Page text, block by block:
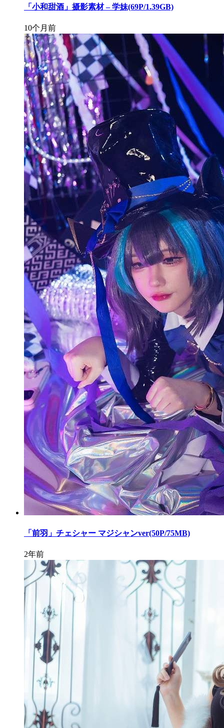
「小和甜酒」摄影素材 – 学妹(69P/1.39GB)
10个月前
「前羽」チェシャー マジシャンver(50P/75MB)
2年前